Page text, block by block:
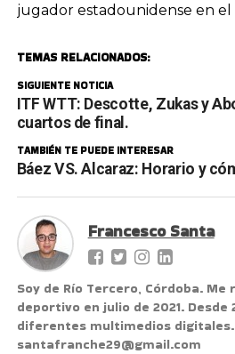
jugador estadounidense en el
TEMAS RELACIONADOS:
SIGUIENTE NOTICIA
ITF WTT: Descotte, Zukas y
cuartos de final.
TAMBIÉN TE PUEDE INTERESAR
Báez VS. Alcaraz: Horario y
Francesco Santa
Soy de Río Tercero, Córdoba.
deportivo en julio de 2021.
diferentes multimedios
santafranche29@gmail.com